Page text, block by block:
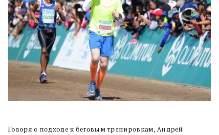
Говоря о подходе к беговым тренировкам, Андрей